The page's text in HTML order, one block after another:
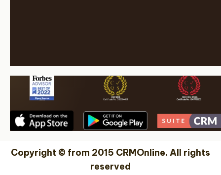
Copyright © from 2015 CRMOnline. All rights
reserved